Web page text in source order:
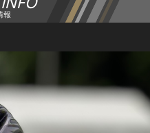
選手
ド
報